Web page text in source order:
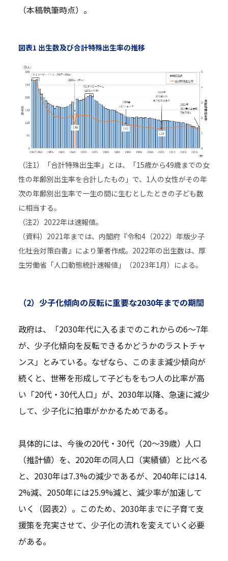
（本稿執筆時点）。
図表1 出生数及び合計特殊出生率の推移
（注1）「合計特殊出生率」とは、「15歳から49歳までの女
性の年齢別出生率を合計したもの」で、1人の女性がその年
次の年齢別出生率で一生の間に生むとしたときの子ども数
に相当する。
（注2）2022年は速報値。
（資料）2021年までは、内閣府『令和4（2022）年版少子
化社会対策白書』により筆者作成。2022年の出生数は、厚
生労働省「人口動態統計速報値」（2023年1月）による。
（2）少子化傾向の反転に重要な2030年までの期間
政府は、「2030年代に入るまでのこれからの6～7年
が、少子化傾向を反転できるかどうかのラストチャ
ンス」とみている。なぜなら、このまま減少傾向が
続くと、世帯を形成して子どもをもつ人の比率が高
い「20代・30代人口」が、2030年以降、急速に減少
して、少子化に拍車がかかるためである。
具体的には、今後の20代・30代（20～39歳）人口
（推計値）を、2020年の同人口（実績値）と比べる
と、2030年は7.3%の減少であるが、2040年には14.
2%減、2050年には25.9%減と、減少率が加速して
いく（図表2）。このため、2030年までに子育て支
援策を充実させて、少子化の流れを変えていく必要
がある。